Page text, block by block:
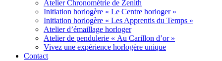
Atelier Chronométrie de Zenith
Initiation horlogère « Le Centre horloger »
Initiation horlogère « Les Apprentis du Temps »
Atelier d’émaillage horloger
Atelier de pendulerie « Au Carillon d’or »
Vivez une expérience horlogère unique
Contact